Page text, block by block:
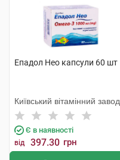
Епадол Нео капсули 60 шт
Київський вітамінний завод
Є в наявності
від 397.30 грн